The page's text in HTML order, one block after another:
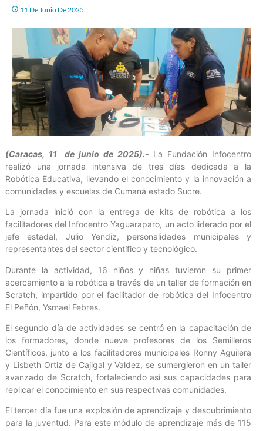
11 De Junio De 2025
(Caracas, 11 de junio de 2025).- La Fundación Infocentro
realizó una jornada intensiva de tres días dedicada a la
Robótica Educativa, llevando el conocimiento y la innovación a
comunidades y escuelas de Cumaná estado Sucre.
La jornada inició con la entrega de kits de robótica a los
facilitadores del Infocentro Yaguaraparo, un acto liderado por el
jefe estadal, Julio Yendiz, personalidades municipales y
representantes del sector científico y tecnológico.
Durante la actividad, 16 niños y niñas tuvieron su primer
acercamiento a la robótica a través de un taller de formación en
Scratch, impartido por el facilitador de robótica del Infocentro
El Peñón, Ysmael Febres.
El segundo día de actividades se centró en la capacitación de
los formadores, donde nueve profesores de los Semilleros
Científicos, junto a los facilitadores municipales Ronny Aguilera
y Lisbeth Ortiz de Cajigal y Valdez, se sumergieron en un taller
avanzado de Scratch, fortaleciendo así sus capacidades para
replicar el conocimiento en sus respectivas comunidades.
El tercer día fue una explosión de aprendizaje y descubrimiento
para la juventud. Para este módulo de aprendizaje más de 115